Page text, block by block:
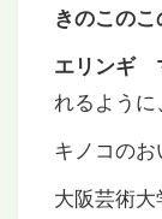
きのこの
エリンギ
れるように、
キノコのお
大阪芸術